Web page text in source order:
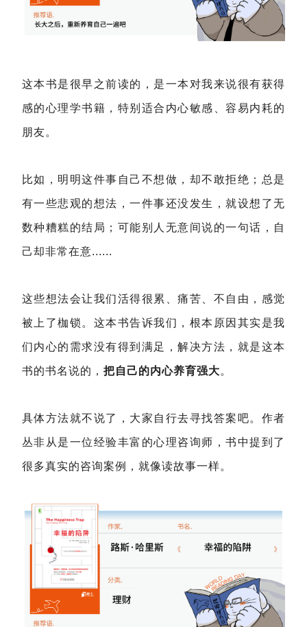
这本书是很早之前读的，是一本对我来说很有获得
感的心理学书籍，特别适合内心敏感、容易内耗的
朋友。
比如，明明这件事自己不想做，却不敢拒绝；总是
有一些悲观的想法，一件事还没发生，就设想了无
数种糟糕的结局；可能别人无意间说的一句话，自
己却非常在意......
这些想法会让我们活得很累、痛苦、不自由，感觉
被上了枷锁。这本书告诉我们，根本原因其实是我
们内心的需求没有得到满足，解决方法，就是这本
书的书名说的， 把自己的内心养育强大。
具体方法就不说了，大家自行去寻找答案吧。作者
丛非从是一位经验丰富的心理咨询师，书中提到了
很多真实的咨询案例，就像读故事一样。